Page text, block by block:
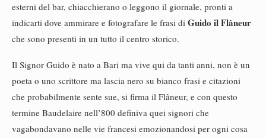
esterni del bar, chiacchierano o leggono il giornale, pronti a
indicarti dove ammirare e fotografare le frasi di Guido il Flâneur
che sono presenti in un tutto il centro storico.
Il Signor Guido è nato a Bari ma vive qui da tanti anni, non è un
poeta o uno scrittore ma lascia nero su bianco frasi e citazioni
che probabilmente sente sue, si firma il Flâneur, e con questo
termine Baudelaire nell’800 definiva quei signori che
vagabondavano nelle vie francesi emozionandosi per ogni cosa